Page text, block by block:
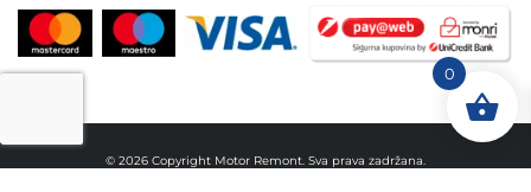
© 2026 Copyright Motor Remont. Sva prava zadržana.
0